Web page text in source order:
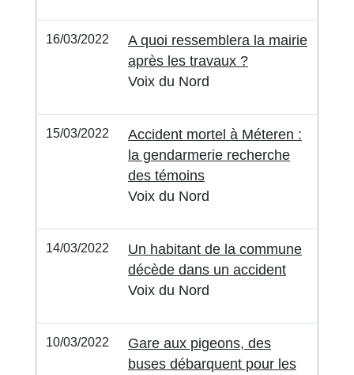
16/03/2022
A quoi ressemblera la mairie
après les travaux ?
Voix du Nord
15/03/2022
Accident mortel à Méteren :
la gendarmerie recherche
des témoins
Voix du Nord
14/03/2022
Un habitant de la commune
décède dans un accident
Voix du Nord
10/03/2022
Gare aux pigeons, des
buses débarquent pour les